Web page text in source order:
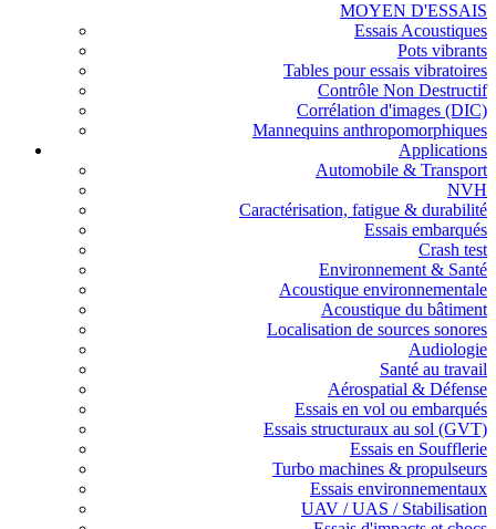
MOYEN D'ESSAIS
Essais Acoustiques
Pots vibrants
Tables pour essais vibratoires
Contrôle Non Destructif
Corrélation d'images (DIC)
Mannequins anthropomorphiques
Applications
Automobile & Transport
NVH
Caractérisation, fatigue & durabilité
Essais embarqués
Crash test
Environnement & Santé
Acoustique environnementale
Acoustique du bâtiment
Localisation de sources sonores
Audiologie
Santé au travail
Aérospatial & Défense
Essais en vol ou embarqués
Essais structuraux au sol (GVT)
Essais en Soufflerie
Turbo machines & propulseurs
Essais environnementaux
UAV / UAS / Stabilisation